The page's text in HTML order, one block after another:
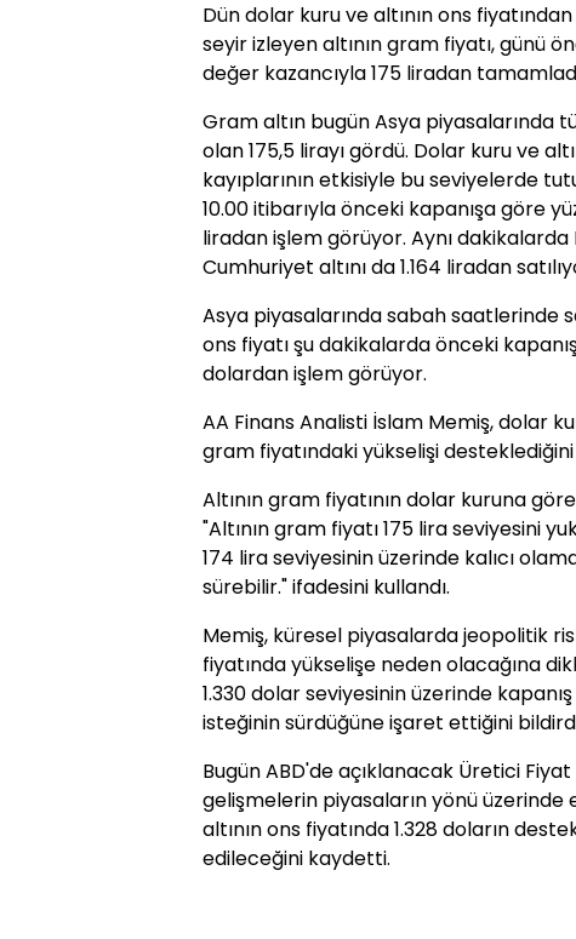
Dün dolar kuru ve altının ons
seyir izleyen altının gram fiyatı, günü
değer kazancıyla 175 liradan
Gram altın bugün Asya piyasalarında
olan 175,5 lirayı gördü. Dolar kuru ve
kayıplarının etkisiyle bu seviyelerde
10.00 itibarıyla önceki kapanışa göre
liradan işlem görüyor. Aynı dakikalarda
Cumhuriyet altını da 1.164 liradan
Asya piyasalarında sabah saatlerinde
ons fiyatı şu dakikalarda önceki
dolardan işlem görüyor.
AA Finans Analisti İslam Memiş, dolar
gram fiyatındaki yükselişi
Altının gram fiyatının dolar kuruna
"Altının gram fiyatı 175 lira seviyesini
174 lira seviyesinin üzerinde kalıcı
sürebilir." ifadesini kullandı.
Memiş, küresel piyasalarda jeopolitik
fiyatında yükselişe neden olacağına
1.330 dolar seviyesinin üzerinde
isteğinin sürdüğüne işaret ettiğini
Bugün ABD'de açıklanacak Üretici
gelişmelerin piyasaların yönü üzerinde
altının ons fiyatında 1.328 doların
edileceğini kaydetti.